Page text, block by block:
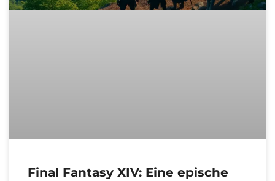
Final Fantasy XIV: Eine epische